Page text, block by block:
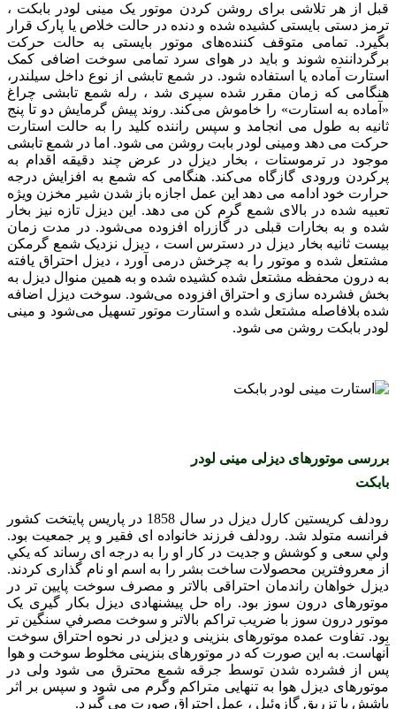
قبل از هر تلاشی برای روشن کردن موتور یک مینی لودر بابکت ،
ترمز دستی بایستی کشیده شده و دنده در حالت خلاص یا پارک قرار
بگیرد. تمامی متوقف کننده‌های موتور بایستی به حالت حرکت
برگرداننده شوند و باید در هوای سرد تمامی سوخت اضافی کمک
استارت آماده یا استفاده شود. در شمع تابشی از نوع داخل سیلندر،
هنگامی که زمان مقرر شده سپری شد ، رله شمع تابشی چراغ
«آماده به استارت» را خاموش می‌کند. روند پیش گرمایش دو تا پنج
ثانیه به طول می ‌انجامد و سپس راننده کلید را به حالت استارت
حرکت می‌ دهد ومینی لودر بابت روشن می شود. اما در شمع تابشی
موجود در ترموستات ، بخار دیزل در عرض چند دقیقه اقدام به
پرکردن ورودی گازگاه می‌کند. هنگامی که شمع به افزایش درجه
حرارت خود ادامه می‌ دهد این عمل اجازه باز شدن شیر مخزن ویژه
تعبیه شده در بالای شمع گرم کن می دهد. این دیزل تازه نیز بخار
شده و به بخارات قبلی در گازراه افزوده می‌شود. در مدت زمان
بیست ثانیه بخار دیزل در دسترس است ، دیزل نزدیک شمع گرمکن
مشتعل شده و موتور را به چرخش درمی ‌آورد ، دیزل احتراق یافته
به درون محفظه مشتعل شده کشیده شده و به همین منوال دیزل به
بخش فشرده سازی و احتراق افزوده می‌شود. سوخت دیزل اضافه
شده بلافاصله مشتعل شده و استارت موتور تسهیل می‌شود و مینی
لودر بابکت روشن می شود.
بررسی موتورهای دیزلی مینی لودر
بابکت
رودلف کريستين کارل ديزل در سال 1858 در پاريس پایتخت کشور
فرانسه متولد شد. رودلف فرزند خانواده ای فقیر و پر جمعيت بود.
ولي سعی و کوشش و جديت در کار او را به درجه ای رساند که يکي
از معروفترين محصولات ساخت بشر را به اسم او نام گذاری کردند.
ديزل خواهان راندمان احتراقی بالاتر و مصرف سوخت پايين تر در
موتورهای درون سوز بود. راه حل پيشنهادی ديزل بکار گيری يک
موتور درون سوز با ضريب تراکم بالاتر و سوخت مصرفي سنگين تر
بود. تفاوت عمده موتورهای بنزينی و ديزلی در نحوه احتراق سوخت
آنهاست. به این صورت که در موتورهای بنزينی مخلوط سوخت و هوا
پس از فشرده شدن توسط جرقه شمع محترق می شود ولی در
موتورهای ديزل هوا به تنهايی متراکم وگرم می شود و سپس بر اثر
پاشش يا تزريق گازوئيل ، عمل احتراق صورت می گيرد.